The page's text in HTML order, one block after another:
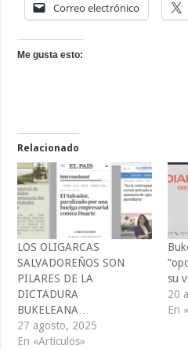
Correo electrónico
Me gusta esto:
Relacionado
LOS OLIGARCAS
SALVADOREÑOS SON
PILARES DE LA
DICTADURA
BUKELEANA…
27 agosto, 2025
En «Articulos»
su
20
En